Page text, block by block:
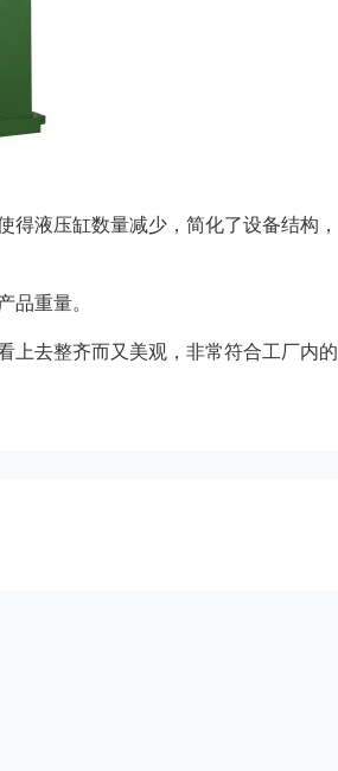
液压缸数量减少，简化了设备结构，
重量。
上去整齐而又美观，非常符合工厂内的